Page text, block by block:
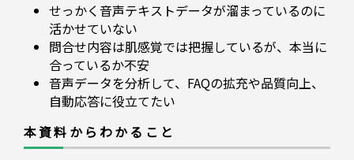
せっかく音声テキストデータが溜まっているのに
活かせていない
問合せ内容は肌感覚では把握しているが、本当に
合っているか不安
音声データを分析して、FAQの拡充や品質向上、
自動応答に役立てたい
本資料からわかること